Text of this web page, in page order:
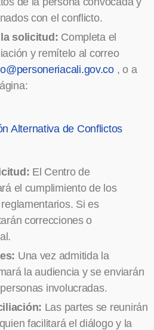
con el conflicto.
solicitud: Completa el
y remítelo al correo
, o a
Alternativa de Conflictos
El Centro de
el cumplimiento de los
Si es
correcciones o
Una vez admitida la
la audiencia y se enviarán
involucradas.
Las partes se reunirán
facilitará el diálogo y la